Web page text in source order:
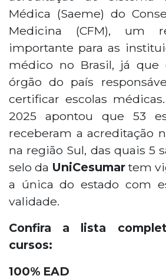
Médica (Saeme) do
Medicina (CFM), um
importante para as
médico no Brasil, já
órgão do país
certificar escolas
2025 apontou que 53
receberam a acreditação
na região Sul, das quais 5
selo da UniCesumartem
a única do estado com
validade.
Confira a lista
cursos:
100% EAD